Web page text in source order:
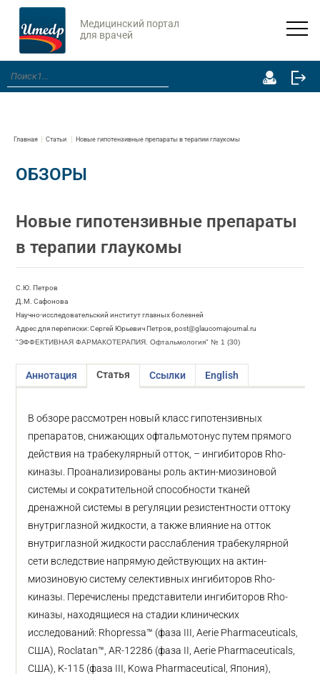
Медицинский портал
для врачей
Главная Статьи Новые гипотензивные препараты в терапии глаукомы
ОБЗОРЫ
Новые гипотензивные препараты
в терапии глаукомы
С.Ю. Петров
Д.М. Сафонова
Научно-исследовательский институт глазных болезней
Адрес для переписки: Сергей Юрьевич Петров, post@glaucomajournal.ru
"ЭФФЕКТИВНАЯ ФАРМАКОТЕРАПИЯ. Офтальмология" № 1 (30)
Аннотация Статья Ссылки English
В обзоре рассмотрен новый класс гипотензивных
препаратов, снижающих офтальмотонус путем прямого
действия на трабекулярный отток, – ингибиторов Rho-
киназы. Проанализированы роль актин-миозиновой
системы и сократительной способности тканей
дренажной системы в регуляции резистентности оттоку
внутриглазной жидкости, а также влияние на отток
внутриглазной жидкости расслабления трабекулярной
сети вследствие напрямую действующих на актин-
миозиновую систему селективных ингибиторов Rho-
киназы. Перечислены представители ингибиторов Rho-
киназы, находящиеся на стадии клинических
исследований: Rhopressa™ (фаза III, Aerie Pharmaceuticals,
США), Roclatan™, AR-12286 (фаза II, Aerie Pharmaceuticals,
США), K-115 (фаза III, Kowa Pharmaceutical, Япония),